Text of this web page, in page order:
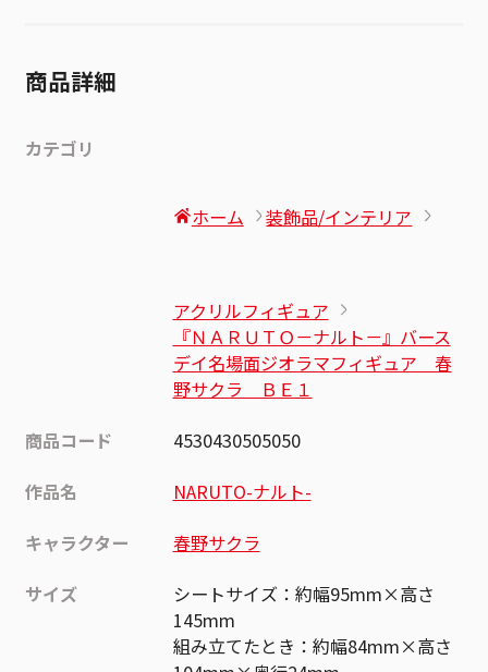
商品詳細
カテゴリ
ホーム 装飾品/インテリア
アクリルフィギュア
『ＮＡＲＵＴＯ－ナルト－』バース
デイ名場面ジオラマフィギュア 春
野サクラ ＢＥ１
商品コード
4530430505050
作品名
NARUTO-ナルト-
キャラクター
春野サクラ
サイズ
シートサイズ：約幅95mm×高さ
145mm
組み立てたとき：約幅84mm×高さ